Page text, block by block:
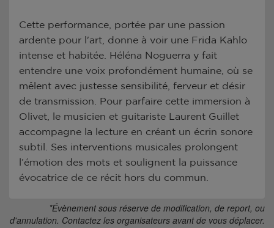
Cette performance, portée par une passion
ardente pour l'art, donne à voir une Frida Kahlo
intense et habitée. Héléna Noguerra y fait
entendre une voix profondément humaine, où se
mêlent avec justesse sensibilité, ferveur et désir
de transmission. Pour parfaire cette immersion à
Olivet, le musicien et guitariste Laurent Guillet
accompagne la lecture en créant un écrin sonore
subtil. Ses interventions musicales prolongent
l’émotion des mots et soulignent la puissance
évocatrice de ce récit hors du commun.
*Évènement sous réserve de modification, de report, ou
d'annulation. Contactez les organisateurs avant de vous déplacer.